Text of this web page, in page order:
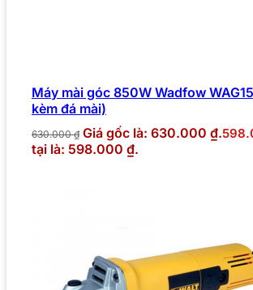
Máy mài góc 850W Wadfow
kèm đá mài)
630.000₫ Giá gốc là: 630.000 ₫.
tại là: 598.000 ₫.